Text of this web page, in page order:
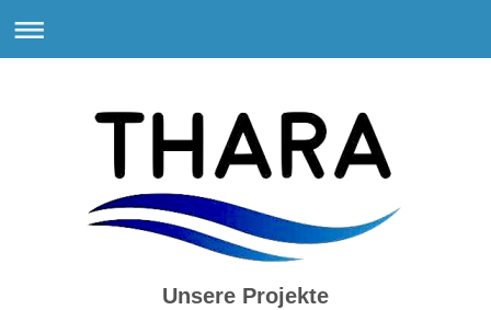
Unsere Projekte